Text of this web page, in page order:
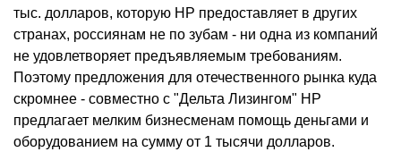
тыс. долларов, которую НР предоставляет в других
странах, россиянам не по зубам - ни одна из компаний
не удовлетворяет предъявляемым требованиям.
Поэтому предложения для отечественного рынка куда
скромнее - совместно с "Дельта Лизингом" НР
предлагает мелким бизнесменам помощь деньгами и
оборудованием на сумму от 1 тысячи долларов.